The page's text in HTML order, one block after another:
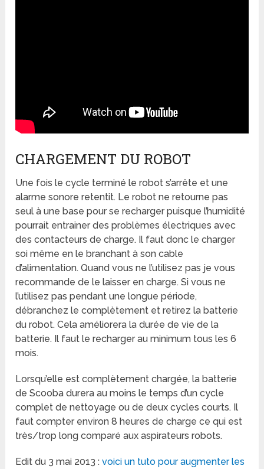
CHARGEMENT DU ROBOT
Une fois le cycle terminé le robot s’arrête et une
alarme sonore retentit. Le robot ne retourne pas
seul à une base pour se recharger puisque l’humidité
pourrait entrainer des problèmes électriques avec
des contacteurs de charge. Il faut donc le charger
soi même en le branchant à son cable
d’alimentation. Quand vous ne l’utilisez pas je vous
recommande de le laisser en charge. Si vous ne
l’utilisez pas pendant une longue période,
débranchez le complètement et retirez la batterie
du robot. Cela améliorera la durée de vie de la
batterie. Il faut le recharger au minimum tous les 6
mois.
Lorsqu’elle est complètement chargée, la batterie
de Scooba durera au moins le temps d’un cycle
complet de nettoyage ou de deux cycles courts. Il
faut compter environ 8 heures de charge ce qui est
très/trop long comparé aux aspirateurs robots.
Edit du 3 mai 2013 :voici un tuto pour augmenter les